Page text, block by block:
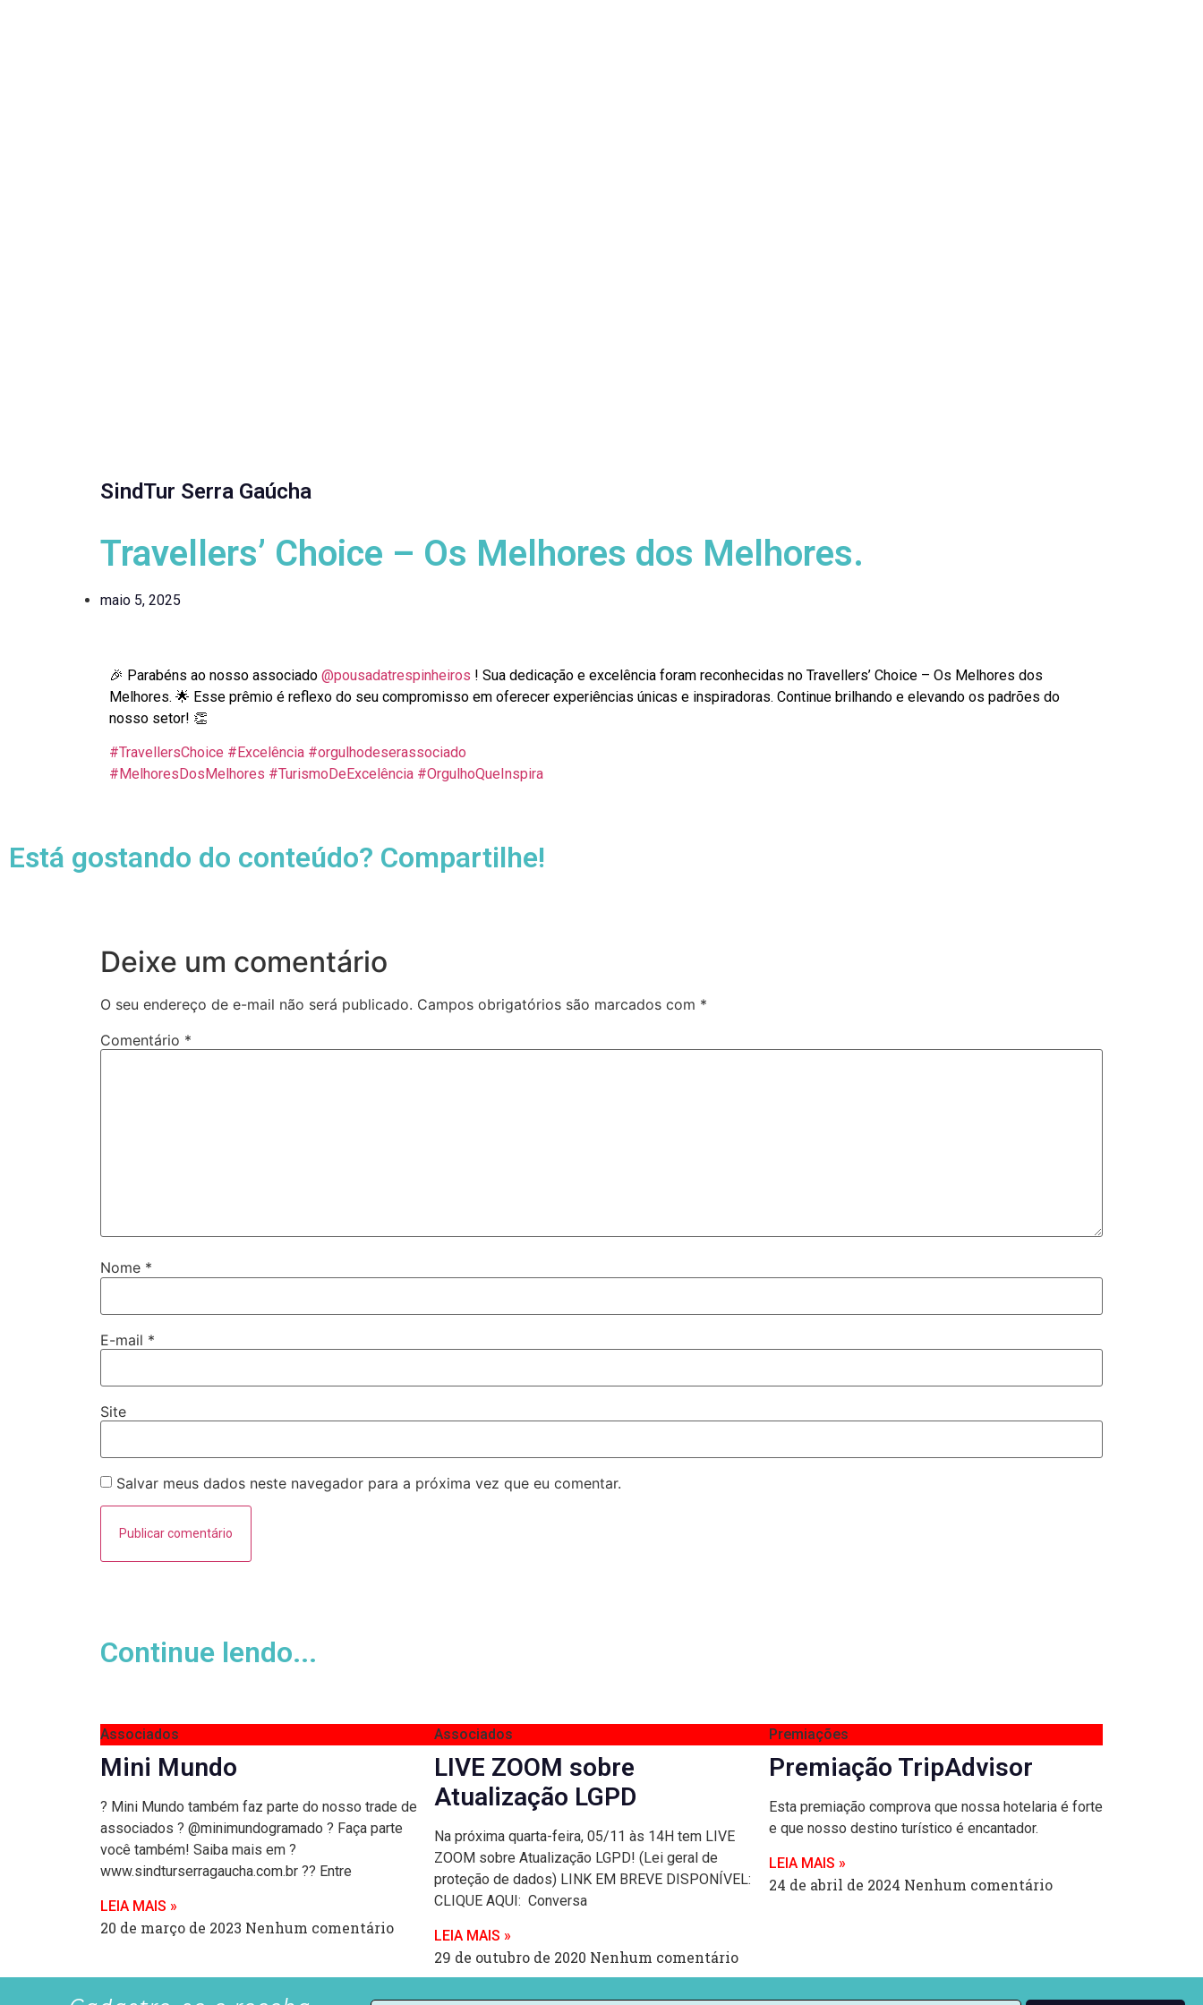
SindTur Serra Gaúcha
Travellers’ Choice – Os Melhores dos Melhores.
maio 5, 2025
🎉 Parabéns ao nosso associado @pousadatrespinheiros ! Sua dedicação e excelência foram reconhecidas no Travellers’ Choice – Os Melhores dos
Melhores. 🌟 Esse prêmio é reflexo do seu compromisso em oferecer experiências únicas e inspiradoras. Continue brilhando e elevando os padrões do
nosso setor! 👏
#TravellersChoice #Excelência #orgulhodeserassociado
#MelhoresDosMelhores #TurismoDeExcelência #OrgulhoQueInspira
Está gostando do conteúdo? Compartilhe!
Deixe um comentário
O seu endereço de e-mail não será publicado. Campos obrigatórios são marcados com *
Comentário *
Nome *
E-mail *
Site
Salvar meus dados neste navegador para a próxima vez que eu comentar.
Continue lendo...
Associados
Mini Mundo
? Mini Mundo também faz parte do nosso trade de
associados ? @minimundogramado ? Faça parte
você também! Saiba mais em ?
www.sindturserragaucha.com.br ?? Entre
LEIA MAIS »
20 de março de 2023 Nenhum comentário
Associados
LIVE ZOOM sobre
Atualização LGPD
Na próxima quarta-feira, 05/11 às 14H tem LIVE
ZOOM sobre Atualização LGPD! (Lei geral de
proteção de dados) LINK EM BREVE DISPONÍVEL:
CLIQUE AQUI: Conversa
LEIA MAIS »
29 de outubro de 2020 Nenhum comentário
Premiações
Premiação TripAdvisor
Esta premiação comprova que nossa hotelaria é forte
e que nosso destino turístico é encantador.
LEIA MAIS »
24 de abril de 2024 Nenhum comentário